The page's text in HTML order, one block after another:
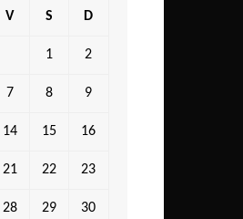
V S D
1 2
7 8 9
14 15 16
21 22 23
28 29 30